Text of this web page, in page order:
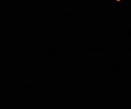
tjänster genom följande sätt:
lämna oss dina
via Skype, E-post, MSN, till
via Team Viewer att installera
till oss, och vi kommer att
behov.